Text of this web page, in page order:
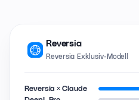
Reversia
Reversia Exklusiv-Modell
Reversia × Claude